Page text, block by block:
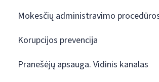
Mokesčių administravimo
Korupcijos prevencija
Pranešėjų apsauga. Vidinis kanalas